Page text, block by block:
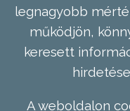
legnagyobb
működjön,
keresett
A weboldalon